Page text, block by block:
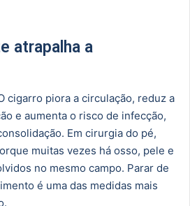
atrapalha a
cigarro piora a circulação, reduz a
e aumenta o risco de infecção,
Em cirurgia do pé,
muitas vezes há osso, pele e
no mesmo campo. Parar de
é uma das medidas mais